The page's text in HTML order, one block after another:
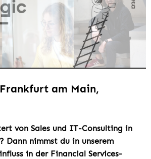
am Main,
von Sales und IT-Consulting in
Dann nimmst du in unserem
in der Financial Services-